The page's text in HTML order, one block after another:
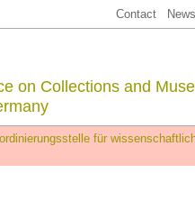
Contact
on Collections and
für